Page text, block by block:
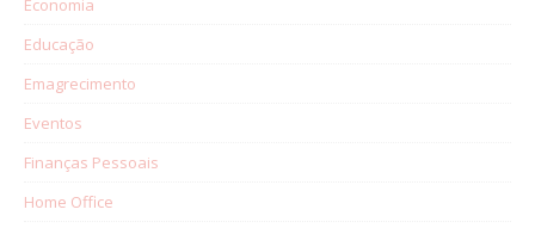
Economia
Educação
Emagrecimento
Eventos
Finanças Pessoais
Home Office